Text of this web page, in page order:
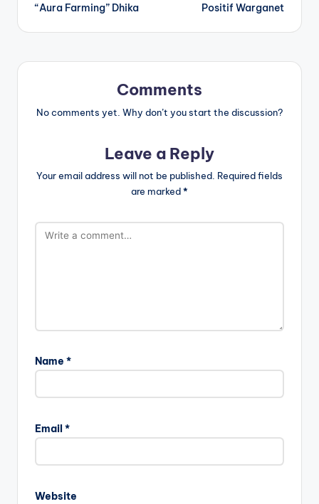
“Aura Farming” Dhika Positif Warganet
Comments
No comments yet. Why don’t you start the discussion?
Leave a Reply
Your email address will not be published. Required fields
are marked*
Name *
Email *
Website